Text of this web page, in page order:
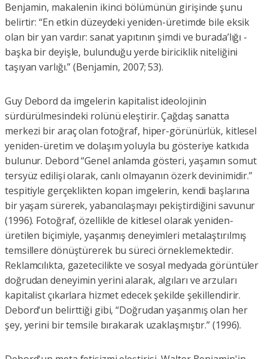
Benjamin, makalenin ikinci bölümünün girişinde şunu
belirtir: “En etkin düzeydeki yeniden-üretimde bile eksik
olan bir yan vardır: sanat yapıtının şimdi ve burada’lığı -
başka bir deyişle, bulunduğu yerde biriciklik niteliğini
taşıyan varlığı.” (Benjamin, 2007; 53).
Guy Debord da imgelerin kapitalist ideolojinin
sürdürülmesindeki rolünü eleştirir. Çağdaş sanatta
merkezi bir araç olan fotoğraf, hiper-görünürlük, kitlesel
yeniden-üretim ve dolaşım yoluyla bu gösteriye katkıda
bulunur. Debord “Genel anlamda gösteri, yaşamın somut
tersyüz edilişi olarak, canlı olmayanın özerk devinimidir.”
tespitiyle gerçeklikten kopan imgelerin, kendi başlarına
bir yaşam sürerek, yabancılaşmayı pekiştirdiğini savunur
(1996). Fotoğraf, özellikle de kitlesel olarak yeniden-
üretilen biçimiyle, yaşanmış deneyimleri metalaştırılmış
temsillere dönüştürerek bu süreci örneklemektedir.
Reklamcılıkta, gazetecilikte ve sosyal medyada görüntüler
doğrudan deneyimin yerini alarak, algıları ve arzuları
kapitalist çıkarlara hizmet edecek şekilde şekillendirir.
Debord'un belirttiği gibi, “Doğrudan yaşanmış olan her
şey, yerini bir temsile bırakarak uzaklaşmıştır.” (1996).